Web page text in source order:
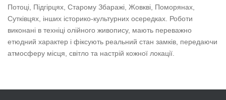
Потоці, Підгірцях, Старому Збаражі, Жовкві, Поморянах,
Сутківцях, інших історико-культурних осередках. Роботи
виконані в техніці олійного живопису, мають переважно
етюдний характер і фіксують реальний стан замків, передаючи
атмосферу місця, світло та настрій кожної локації.